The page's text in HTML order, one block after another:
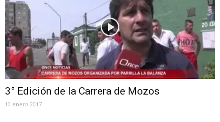
3° Edición de la Carrera de Mozos
10 enero 2017